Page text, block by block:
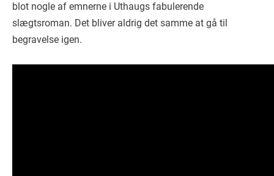
blot nogle af emnerne i Uthaugs fabulerende
slægtsroman. Det bliver aldrig det samme at gå til
begravelse igen.